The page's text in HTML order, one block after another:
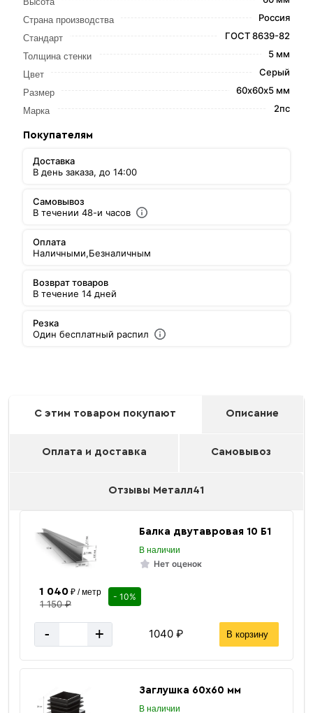
Страна производства Россия
Стандарт ГОСТ 8639-82
Толщина стенки 5 мм
Цвет Серый
Размер 60х60х5 мм
Марка 2пс
Покупателям
Доставка
В день заказа, до 14:00
Самовывоз
В течении 48-и часов
Оплата
Наличными,Безналичным
Возврат товаров
В течение 14 дней
Резка
Один бесплатный распил
С этим товаром покупают Описание
Оплата и доставка Самовывоз
Отзывы Металл41
Балка двутавровая 10 Б1
В наличии
Нет оценок
1 040₽ / метр
1 150 ₽
- 10%
- + 1040 ₽ В корзину
Заглушка 60х60 мм
В наличии